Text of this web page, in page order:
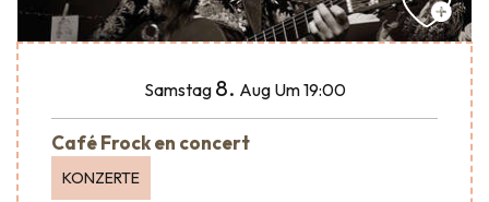
Samstag 8. Aug Um 19:00
Café Frock en concert
KONZERTE